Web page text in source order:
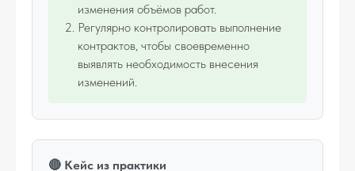
изменения объёмов работ.
Регулярно контролировать выполнение
контрактов, чтобы своевременно
выявлять необходимость внесения
изменений.
🔴 Кейс из практики